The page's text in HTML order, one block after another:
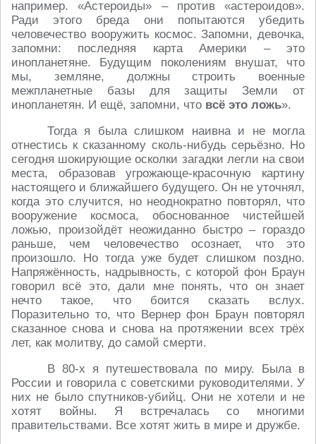
например. «Астероиды» – против «астероидов».
Ради этого бреда они попытаются убедить
человечество вооружить космос. Запомни, девочка,
запомни: последняя карта Америки – это
инопланетяне. Будущим поколениям внушат, что
мы, земляне, должны строить военные
межпланетные базы для защиты Земли от
инопланетян. И ещё, запомни, что всё это ложь».
Тогда я была слишком наивна и не могла
отнестись к сказанному сколь-нибудь серьёзно. Но
сегодня шокирующие осколки загадки легли на свои
места, образовав угрожающе-красочную картину
настоящего и ближайшего будущего. Он не уточнял,
когда это случится, но неоднократно повторял, что
вооружение космоса, обоснованное чистейшей
ложью, произойдёт неожиданно быстро – гораздо
раньше, чем человечество осознает, что это
произошло. Но тогда уже будет слишком поздно.
Напряжённость, надрывность, с которой фон Браун
говорил всё это, дали мне понять, что он знает
нечто такое, что боится сказать вслух.
Поразительно то, что Вернер фон Браун повторял
сказанное снова и снова на протяжении всех трёх
лет, как молитву, до самой смерти.
В 80-х я путешествовала по миру. Была в
России и говорила с советскими руководителями. У
них не было спутников-убийц. Они не хотели и не
хотят войны. Я встречалась со многими
правительствами. Все хотят жить в мире и дружбе.